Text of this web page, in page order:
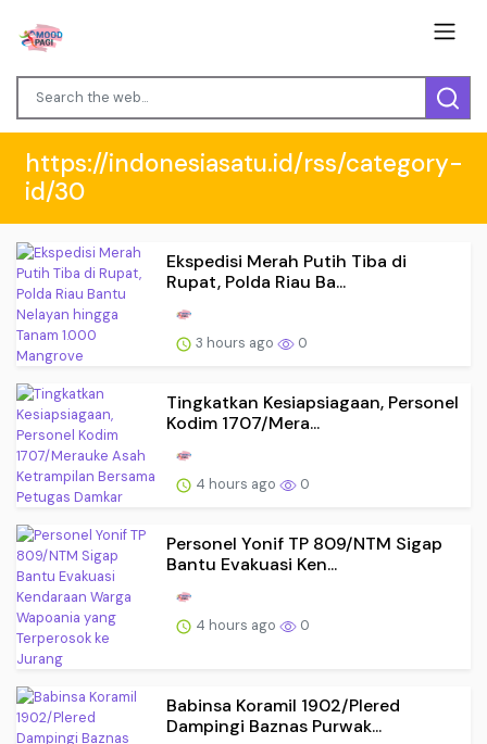
https://indonesiasatu.id/rss/category-
id/30
Ekspedisi Merah Putih Tiba di
Rupat, Polda Riau Ba...
3 hours ago 0
Tingkatkan Kesiapsiagaan, Personel
Kodim 1707/Mera...
4 hours ago 0
Personel Yonif TP 809/NTM Sigap
Bantu Evakuasi Ken...
4 hours ago 0
Babinsa Koramil 1902/Plered
Dampingi Baznas Purwak...